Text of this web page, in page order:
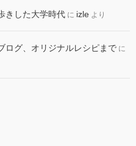
きした大学時代 に izle より
グ、オリジナルレシピまで に